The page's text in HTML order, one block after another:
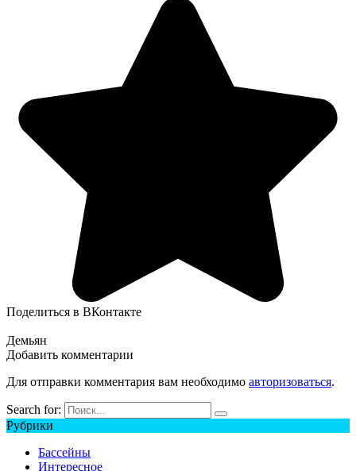
Поделиться в ВКонтакте
Демьян
Добавить комментарии
Для отправки комментария вам необходимо авторизоваться.
Search for:
Рубрики
Бассейны
Интересное